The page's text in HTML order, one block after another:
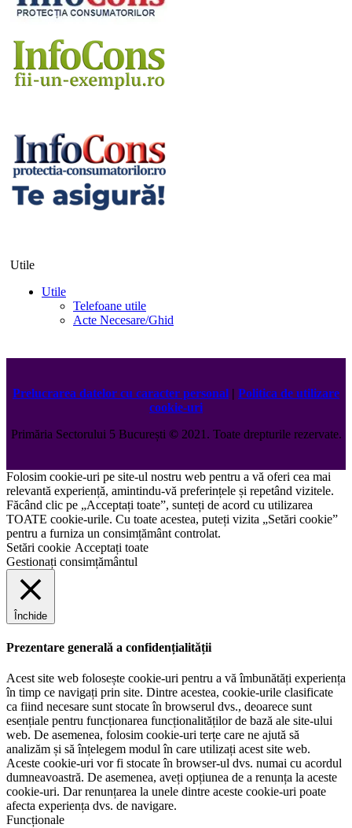
Utile
Utile
Telefoane utile
Acte Necesare/Ghid
Prelucrarea datelor cu caracter personal | Politica de utilizare
cookie-uri
Primăria Sectorului 5 București ©️2021. Toate drepturile rezervate.
Folosim cookie-uri pe site-ul nostru web pentru a vă oferi cea mai
relevantă experiență, amintindu-vă preferințele și repetând vizitele.
Făcând clic pe „Acceptați toate”, sunteți de acord cu utilizarea
TOATE cookie-urile. Cu toate acestea, puteți vizita „Setări cookie”
pentru a furniza un consimțământ controlat.
Setări cookie Acceptați toate
Gestionați consimțământul
Închide
Prezentare generală a confidențialității
Acest site web folosește cookie-uri pentru a vă îmbunătăți experiența
în timp ce navigați prin site. Dintre acestea, cookie-urile clasificate
ca fiind necesare sunt stocate în browserul dvs., deoarece sunt
esențiale pentru funcționarea funcționalităților de bază ale site-ului
web. De asemenea, folosim cookie-uri terțe care ne ajută să
analizăm și să înțelegem modul în care utilizați acest site web.
Aceste cookie-uri vor fi stocate în browser-ul dvs. numai cu acordul
dumneavoastră. De asemenea, aveți opțiunea de a renunța la aceste
cookie-uri. Dar renunțarea la unele dintre aceste cookie-uri poate
afecta experiența dvs. de navigare.
Funcționale